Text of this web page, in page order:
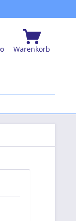
Warenkorb